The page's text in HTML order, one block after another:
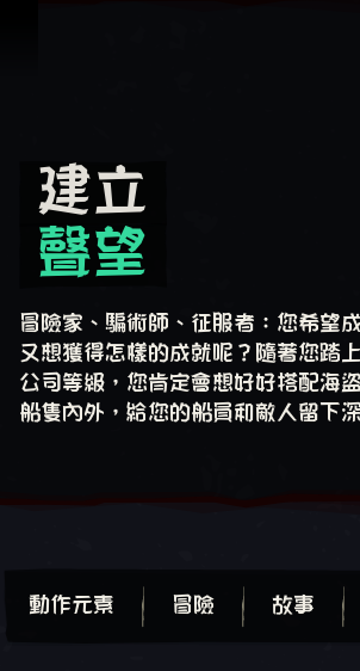
建立 聲望
建立
聲望
冒險家、騙術師、征服者：您希望
又想獲得怎樣的成就呢？隨著您踏
公司等級，您肯定會想好好搭配海
船隻內外，給您的船員和敵人留下
動作元素 冒險 故事